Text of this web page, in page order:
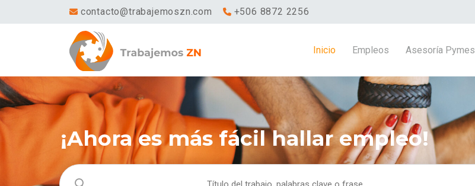
contacto@trabajemoszn.com +506 8872 2256
Inicio Empleos Asesoría Pymes
¡Ahora es más fácil hallar empleo!